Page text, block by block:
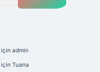
için admin
için Tuana